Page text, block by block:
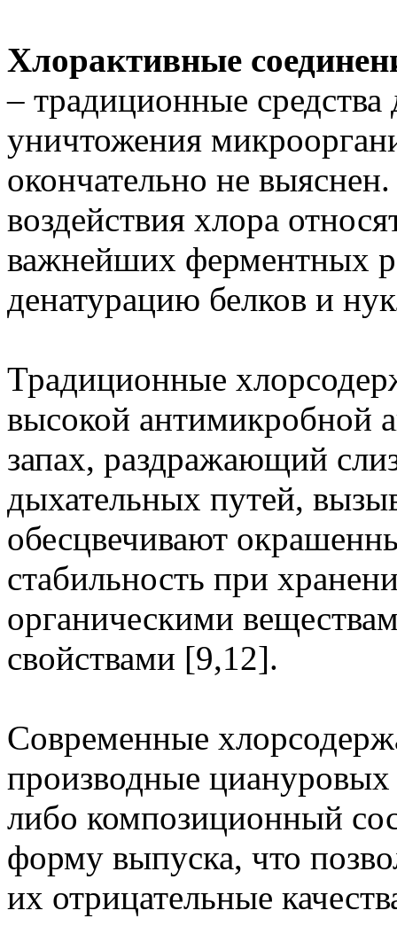
Хлорактивные
– традиционные
уничтожения
окончательно не
воздействия хлора
важнейших ферментных
денатурацию белков и
Традиционные
высокой антимикробной
запах, раздражающий
дыхательных путей,
обесцвечивают
стабильность при
органическими
свойствами [9,12].
Современные
производные
либо композиционный
форму выпуска, что
их отрицательные